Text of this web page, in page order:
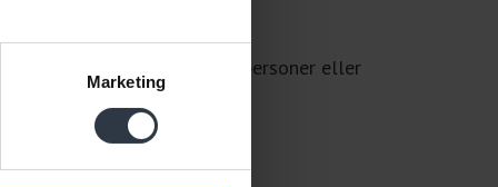
Marketing
person forvolder på andre personer eller
almindelige regler.